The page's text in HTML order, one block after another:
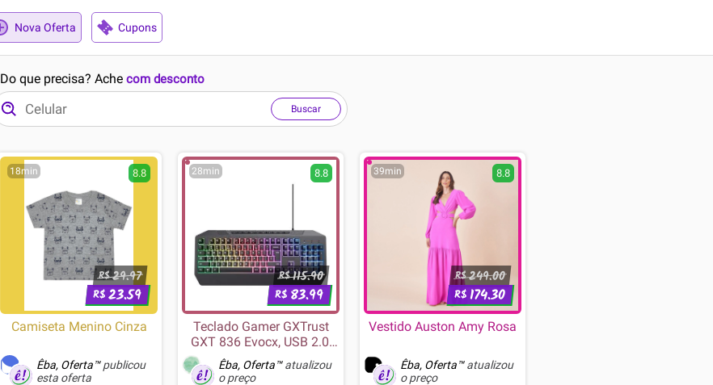
Nova Oferta Cupons
Do que precisa? Ache com desconto
Buscar
18min 8.8
R$29.97
R$23.59
Camiseta Menino Cinza
Êba, Oferta™publicou
esta oferta
28min 8.8
R$115.90
R$ 83.99
Teclado Gamer GXTrust
GXT 836 Evocx, USB 2.0,
US, Preto - 24722
Êba, Oferta™atualizou
o preço
39min 8.8
R$249.00
R$174.30
Vestido Auston Amy Rosa
Êba, Oferta™atualizou
o preço